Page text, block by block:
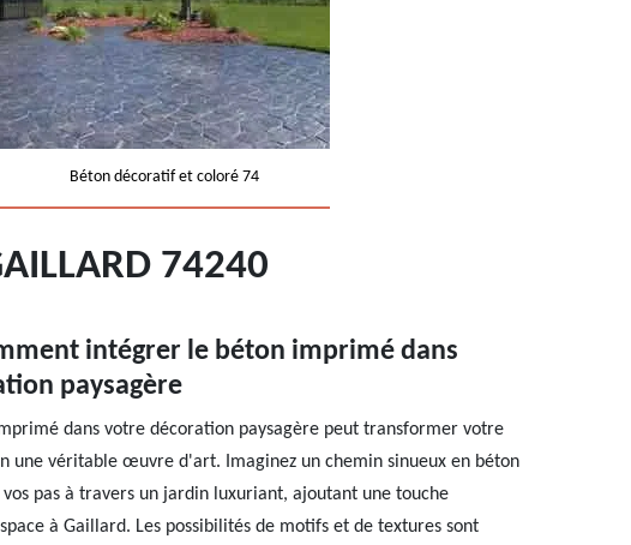
Béton décoratif et coloré 74
74240
intégrer le béton imprimé dans
paysagère
dans votre décoration paysagère peut transformer votre
une véritable œuvre d'art. Imaginez un chemin sinueux en béton
pas à travers un jardin luxuriant, ajoutant une touche
à Gaillard. Les possibilités de motifs et de textures sont